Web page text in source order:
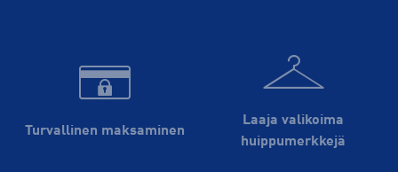
Turvallinen maksaminen
Laaja valikoima
huippu­merkkejä